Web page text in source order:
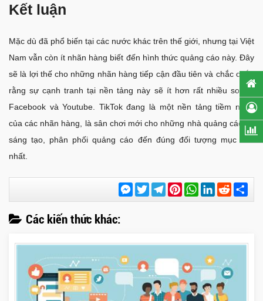
Kết luận
Mặc dù đã phổ biến tại các nước khác trên thế giới, nhưng tại Việt
Nam vẫn còn ít nhãn hàng biết đến hình thức quảng cáo này. Đây
sẽ là lợi thế cho những nhãn hàng tiếp cận đầu tiên và chắc chắn
rằng sự cạnh tranh tại nền tảng này sẽ ít hơn rất nhiều so với
Facebook và Youtube. TikTok đang là một nền tảng tiềm năng
của các nhãn hàng, là sân chơi mới cho những nhà quảng cáo và
sáng tạo, phân phối quảng cáo đến đúng đối tượng mục tiêu
nhất.
Messenger
TwitterTelegramPinterestWhatsApp
LinkedInReddit
Các kiến thức khác: